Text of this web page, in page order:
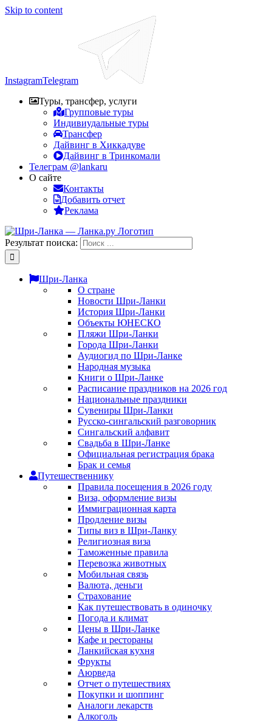
Skip to content
InstagramTelegram
Туры, трансфер, услуги
Групповые туры
Индивиудальные туры
Трансфер
Дайвинг в Хиккадуве
Дайвинг в Тринкомали
Телеграм @lankaru
О сайте
Контакты
Добавить отчет
Реклама
Результат поиска:
Шри-Ланка
О стране
Новости Шри-Ланки
История Шри-Ланки
Объекты ЮНЕСКО
Пляжи Шри-Ланки
Города Шри-Ланки
Аудиогид по Шри-Ланке
Народная музыка
Книги о Шри-Ланке
Расписание праздников на 2026 год
Национальные праздники
Сувениры Шри-Ланки
Русско-сингальский разговорник
Сингальский алфавит
Свадьба в Шри-Ланке
Официальная регистрация брака
Брак и семья
Путешественнику
Правила посещения в 2026 году
Виза, оформление визы
Иммиграционная карта
Продление визы
Типы виз в Шри-Ланку
Религиозная виза
Таможенные правила
Перевозка животных
Мобильная связь
Валюта, деньги
Страхование
Как путешествовать в одиночку
Погода и климат
Цены в Шри-Ланке
Кафе и рестораны
Ланкийская кухня
Фрукты
Аюрведа
Отчет о путешествиях
Покупки и шоппинг
Аналоги лекарств
Алкоголь